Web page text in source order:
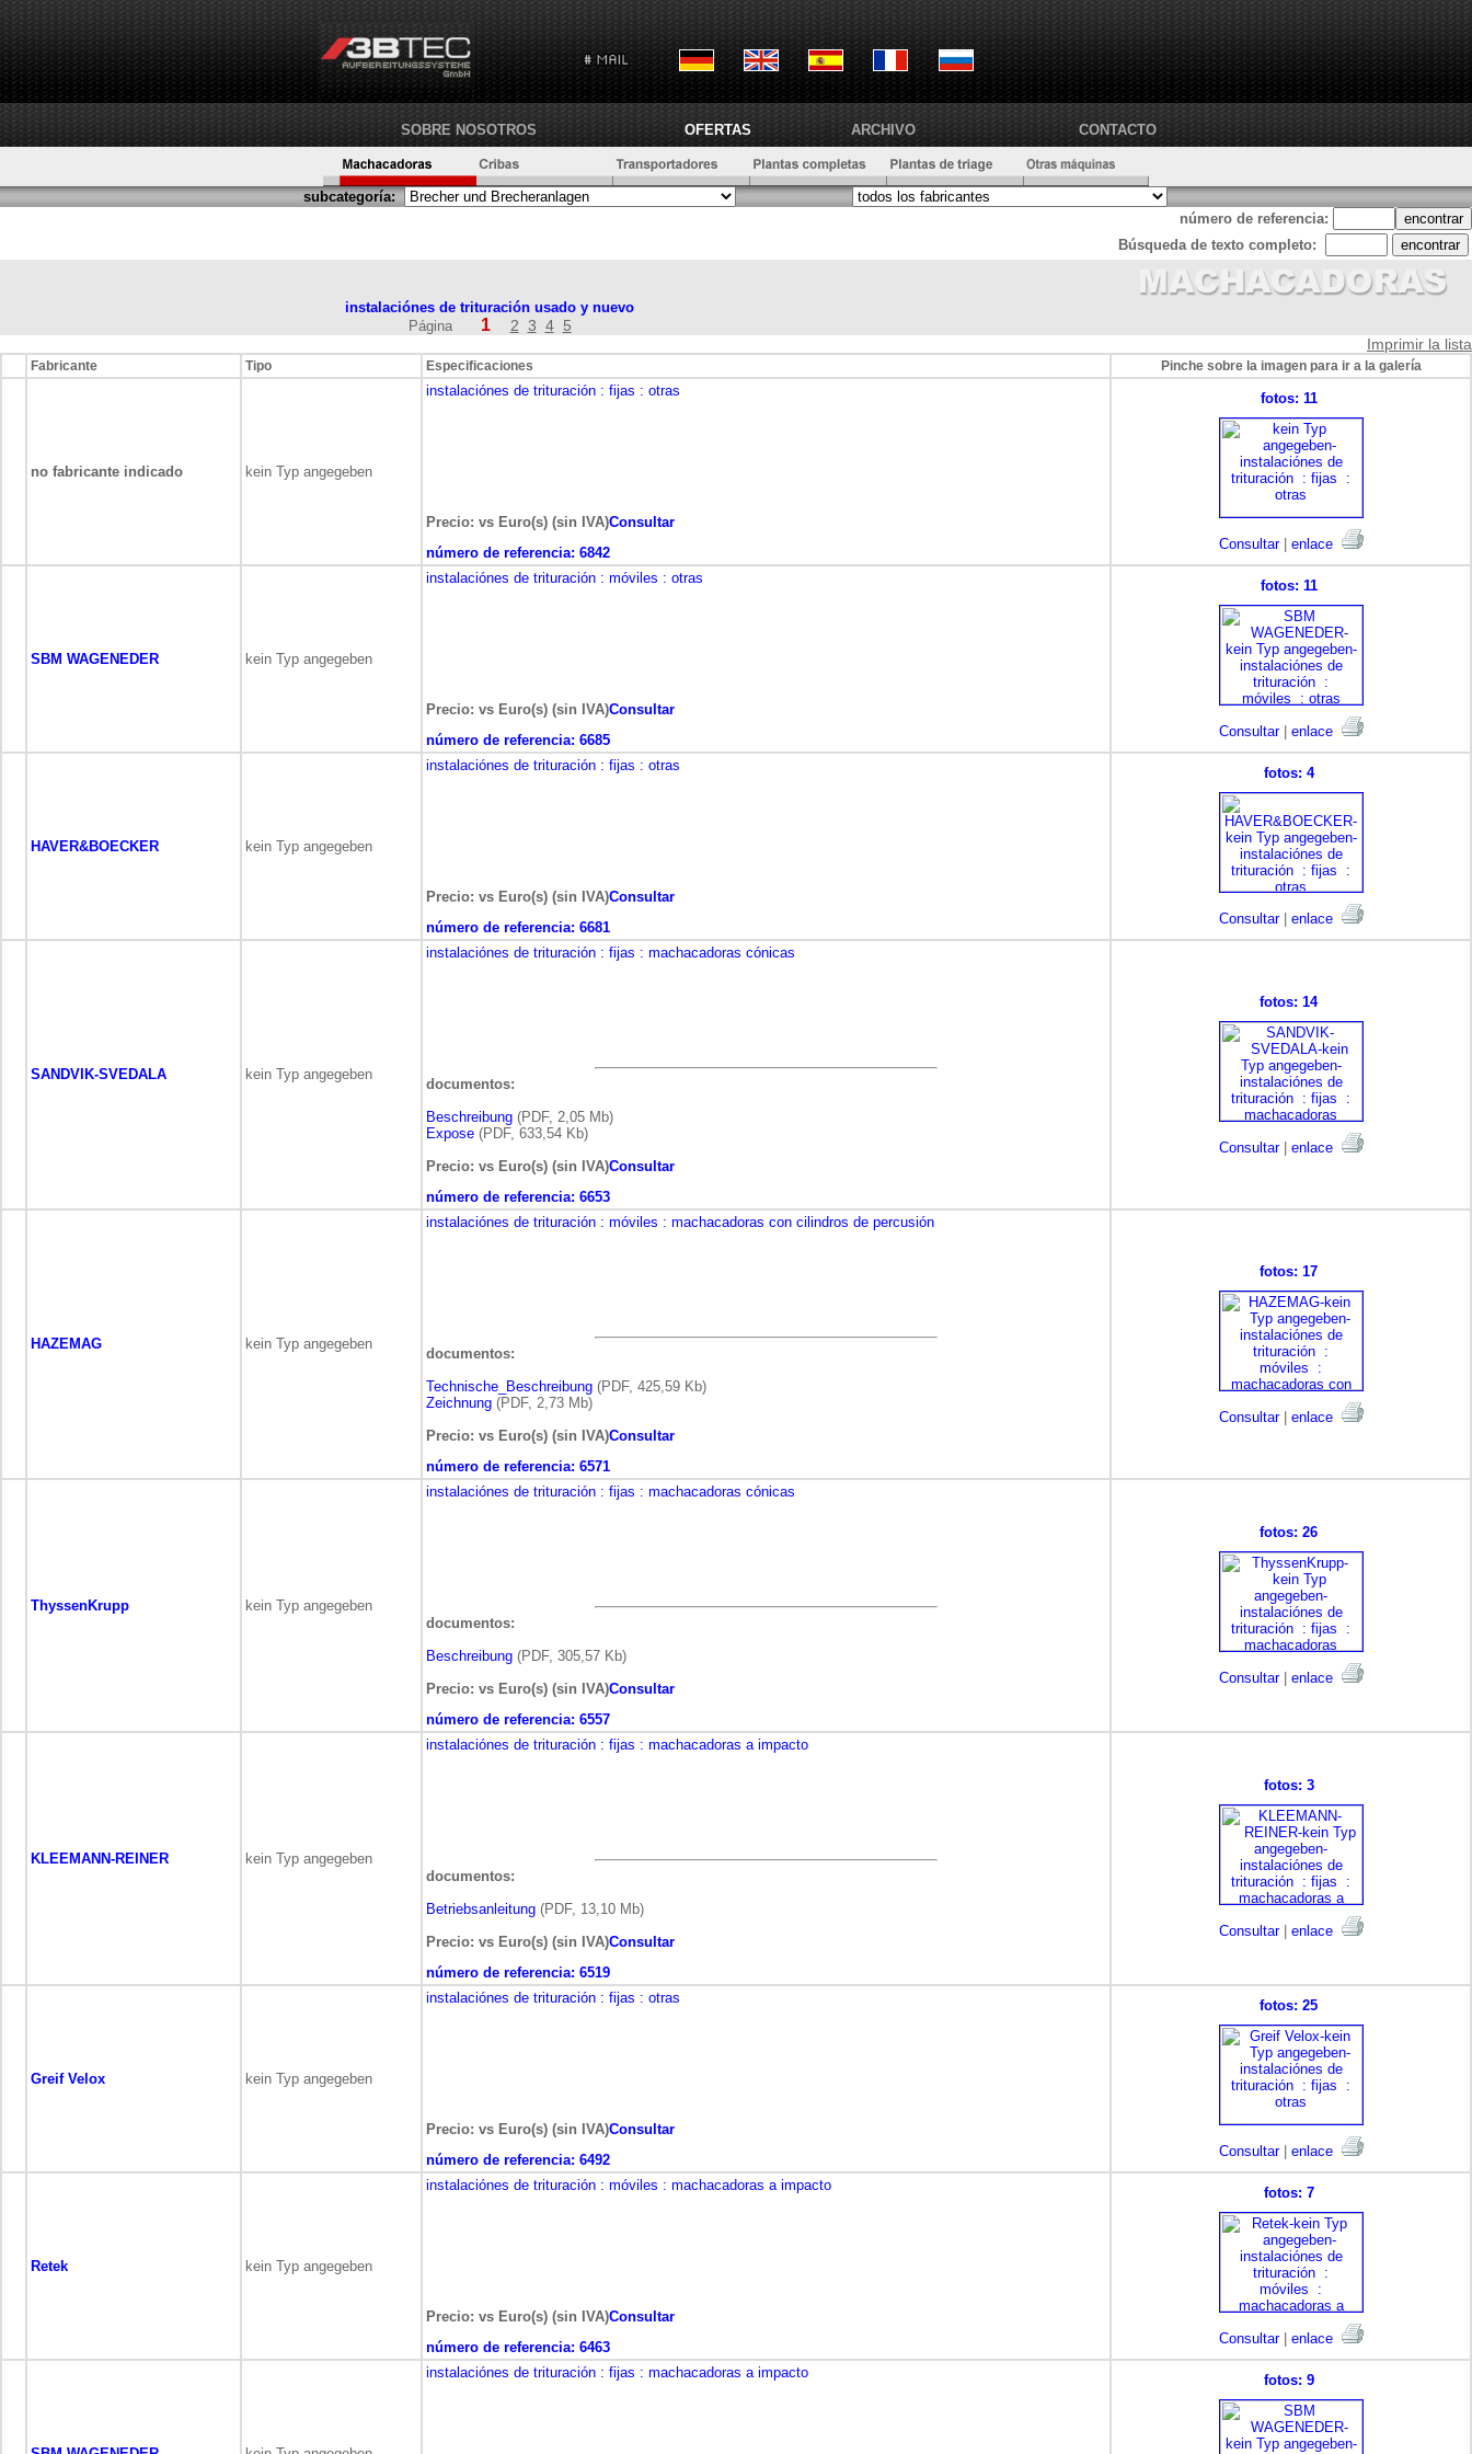
SOBRE NOSOTROS OFERTAS ARCHIVO CONTACTO
subcategoría:
número de referencia:
Búsqueda de texto completo:
instalaciónes de trituración usado y nuevo
Página
1 2 3 4 5
Imprimir la lista
Fabricante Tipo Especificaciones Pinche sobre la imagen para ir a la galería
no fabricante indicado kein Typ angegeben
instalaciónes de trituración : fijas : otras
Precio: vs Euro(s) (sin IVA)Consultar
número de referencia: 6842
fotos: 11
Consultar| enlace
SBM WAGENEDER kein Typ angegeben
instalaciónes de trituración : móviles : otras
Precio: vs Euro(s) (sin IVA)Consultar
número de referencia: 6685
fotos: 11
Consultar| enlace
HAVER&BOECKER kein Typ angegeben
instalaciónes de trituración : fijas : otras
Precio: vs Euro(s) (sin IVA)Consultar
número de referencia: 6681
fotos: 4
Consultar| enlace
SANDVIK-SVEDALA kein Typ angegeben
instalaciónes de trituración : fijas : machacadoras cónicas
documentos:
Beschreibung (PDF, 2,05 Mb)
Expose (PDF, 633,54 Kb)
Precio: vs Euro(s) (sin IVA)Consultar
número de referencia: 6653
fotos: 14
Consultar| enlace
HAZEMAG kein Typ angegeben
instalaciónes de trituración : móviles : machacadoras con cilindros de percusión
documentos:
Technische_Beschreibung (PDF, 425,59 Kb)
Zeichnung (PDF, 2,73 Mb)
Precio: vs Euro(s) (sin IVA)Consultar
número de referencia: 6571
fotos: 17
Consultar| enlace
ThyssenKrupp kein Typ angegeben
instalaciónes de trituración : fijas : machacadoras cónicas
documentos:
Beschreibung (PDF, 305,57 Kb)
Precio: vs Euro(s) (sin IVA)Consultar
número de referencia: 6557
fotos: 26
Consultar| enlace
KLEEMANN-REINER kein Typ angegeben
instalaciónes de trituración : fijas : machacadoras a impacto
documentos:
Betriebsanleitung (PDF, 13,10 Mb)
Precio: vs Euro(s) (sin IVA)Consultar
número de referencia: 6519
fotos: 3
Consultar| enlace
Greif Velox kein Typ angegeben
instalaciónes de trituración : fijas : otras
Precio: vs Euro(s) (sin IVA)Consultar
número de referencia: 6492
fotos: 25
Consultar| enlace
Retek kein Typ angegeben
instalaciónes de trituración : móviles : machacadoras a impacto
Precio: vs Euro(s) (sin IVA)Consultar
número de referencia: 6463
fotos: 7
Consultar| enlace
instalaciónes de trituración : fijas : machacadoras a impacto fotos: 9